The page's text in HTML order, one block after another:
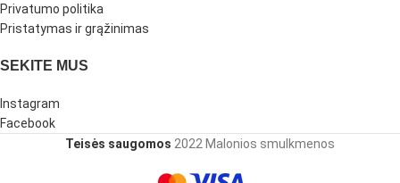
Privatumo politika
Pristatymas ir grąžinimas
SEKITE MUS
Instagram
Facebook
Teisės saugomos 2022 Malonios smulkmenos